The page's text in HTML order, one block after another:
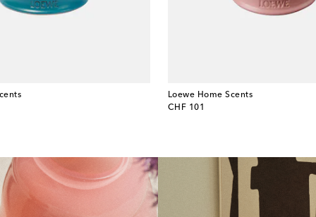
Loewe Home Scents
CHF 101
original price